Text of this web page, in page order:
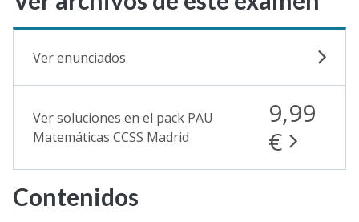
Ver enunciados
Ver soluciones en el pack PAU
Matemáticas CCSS Madrid
9,99
€
Contenidos